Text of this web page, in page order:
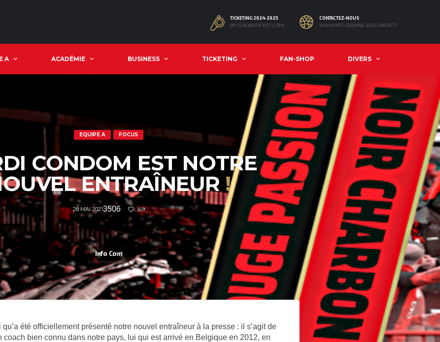
TICKETING 2024-2025
RFCS.ROBOTICKET.COM/
CONTACTEZ-NOUS
WWW.RFC-SERAING.BE/CONTACT/
A ACADÉMIE BUSINESS TICKETING FAN-SHOP DIVERS
EQUIPE A FOCUS
CONDOM EST NOTRE
ENTRAÎNEUR !
28 MAI 20213506 169
Info Com
Communication
qu’a été officiellement présenté notre nouvel entraîneur à la presse : il s’agit de
coach bien connu dans notre pays, lui qui est arrivé en Belgique en 2012, en